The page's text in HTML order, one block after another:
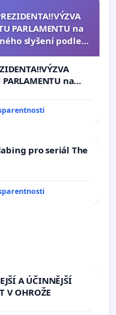
PARLAMENTU na
slyšení podle §
k podání ústavní
republiky
PARLAMENTU na
slyšení podle §
k podání ústavní
pro seriál The
A ÚČINNĚJŠÍ
V OHROŽE